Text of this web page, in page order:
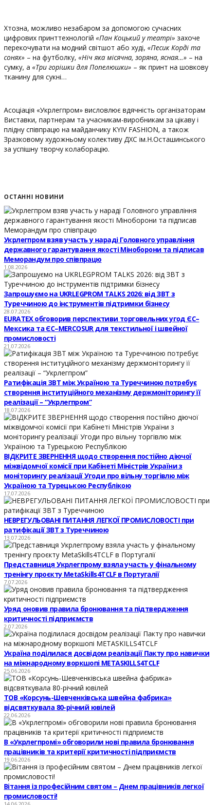
Хтозна, можливо незабаром за допомогою сучасних
цифрових принттехнологій «Пан Коцький у театрі» захоче
перекочувати на модний світшот або худі, «Песик Корді та
сонях» – на футболку, «Ніч яка місячна, зоряна, ясная…» – на
сумку, а «Три горішки для Попелюшки» – як принт на шовкову
тканину для сукні…
Асоціація «Укрлегпром» висловлює вдячність організаторам
Виставки, партнерам та учасникам-виробникам за цікаву і
плідну співпрацю на майданчику KYIV FASHION, а також
Зразковому художньому колективу ДХС ім.Н.Осташинського
за успішну творчу колаборацію.
ОСТАННІ НОВИНИ
Укрлегпром взяв участь у нараді Головного управління
державного гарантування якості Міноборони та підписав
Меморандум про співпрацю
1.08.2026
Запрошуємо на UKRLEGPROM TALKS 2026: від ЗВТ з
Туреччиною до інструментів підтримки бізнесу
28.07.2026
EURATEX обговорив перспективи торговельних угод ЄС–
Мексика та ЄС–MERCOSUR для текстильної і швейної
промисловості
21.07.2026
Ратифікація ЗВТ між Україною та Туреччиною потребує
створення інституційного механізму держмоніторингу її
реалізації – “Укрлегпром”
18.07.2026
ВІДКРИТЕ ЗВЕРНЕННЯ щодо створення постійно діючої
міжвідомчої комісії при Кабінеті Міністрів України з
моніторингу реалізації Угоди про вільну торгівлю між
Україною та Турецькою Республікою
17.07.2026
НЕВРЕГУЛЬОВАНІ ПИТАННЯ ЛЕГКОЇ ПРОМИСЛОВОСТІ при
ратифікації ЗВТ з Туреччиною
13.07.2026
Представниця Укрлегпрому взяла участь у фінальному
тренінгу проєкту MetaSkills4TCLF в Португалії
7.07.2026
Уряд оновив правила бронювання та підтвердження
критичності підприємств
2.07.2026
Україна поділилася досвідом реалізації Пакту про навички
на міжнародному воркшопі METASKILLS4TCLF
25.06.2026
ТОВ «Корсунь-Шевченківська швейна фабрика»
відсвяткувала 80-річний ювілей
22.06.2026
В «Укрлегпромі» обговорили нові правила бронювання
працівників та критерії критичності підприємств
19.06.2026
Вітання із професійним святом – Днем працівників легкої
промисловості!